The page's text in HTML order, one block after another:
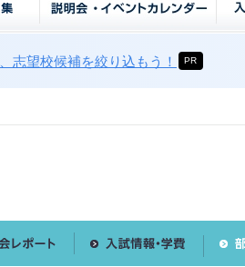
志望校候補を絞り込もう！ PR